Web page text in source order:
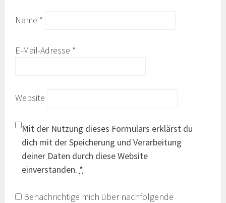
Name *
E-Mail-Adresse *
Website
Mit der Nutzung dieses Formulars erklärst du
dich mit der Speicherung und Verarbeitung
deiner Daten durch diese Website
einverstanden. *
Benachrichtige mich über nachfolgende